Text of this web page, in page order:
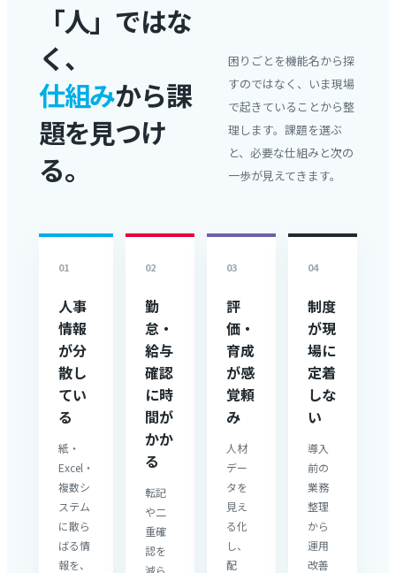
「人」ではな
く、
仕組みから課
題を見つけ
る。
困りごとを機能名から探
すのではなく、いま現場
で起きていることから整
理します。課題を選ぶ
と、必要な仕組みと次の
一歩が見えてきます。
01
人事
情報
が分
散し
てい
る
紙・
Excel・
複数シ
ステム
に散ら
ばる情
報を、
02
勤
怠・
給与
確認
に時
間が
かか
る
転記
や二
重確
認を
減ら
03
評
価・
育成
が感
覚頼
み
人材
デー
タを
見え
る化
し、
配
04
制度
が現
場に
定着
しな
い
導入
前の
業務
整理
から
運用
改善